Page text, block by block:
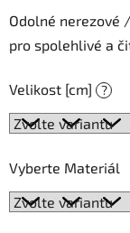
Odolné nerezové
pro spolehlivé a
Velikost [cm] ?
Vyberte Materiál